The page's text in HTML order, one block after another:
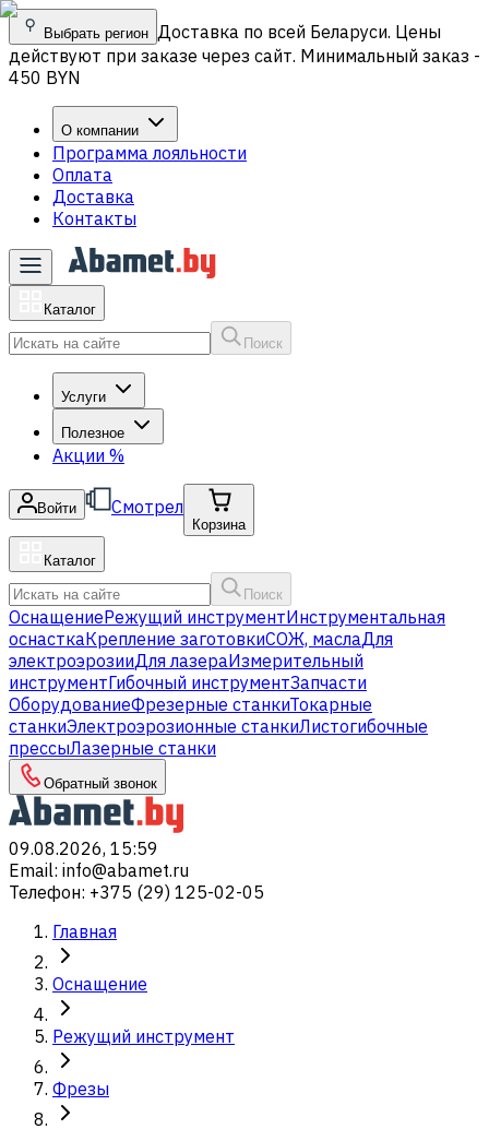
Выбрать регион Доставка по всей Беларуси. Цены
действуют при заказе через сайт. Минимальный заказ -
450 BYN
О компании
Программа лояльности
Оплата
Доставка
Контакты
Каталог
Поиск
Услуги
Полезное
Акции %
Войти Смотрел
Корзина
Каталог
Поиск
ОснащениеРежущий инструментИнструментальная
оснасткаКрепление заготовкиСОЖ, маслаДля
электроэрозииДля лазераИзмерительный
инструментГибочный инструментЗапчасти
ОборудованиеФрезерные станкиТокарные
станкиЭлектроэрозионные станкиЛистогибочные
прессыЛазерные станки
Обратный звонок
09.08.2026, 15:59
Email: info@abamet.ru
Телефон: +375 (29) 125-02-05
Главная
Оснащение
Режущий инструмент
Фрезы